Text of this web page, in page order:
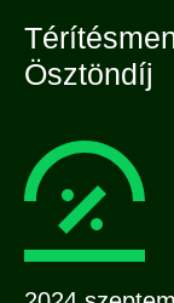
Ösztöndíj